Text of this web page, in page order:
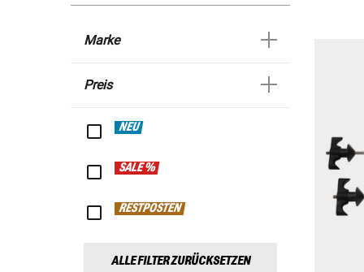
Marke
Preis
NEU
SALE %
RESTPOSTEN
ALLE FILTER ZURÜCKSETZEN